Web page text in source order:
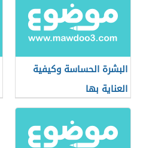
البشرة الحساسة وكيفية
العناية بها